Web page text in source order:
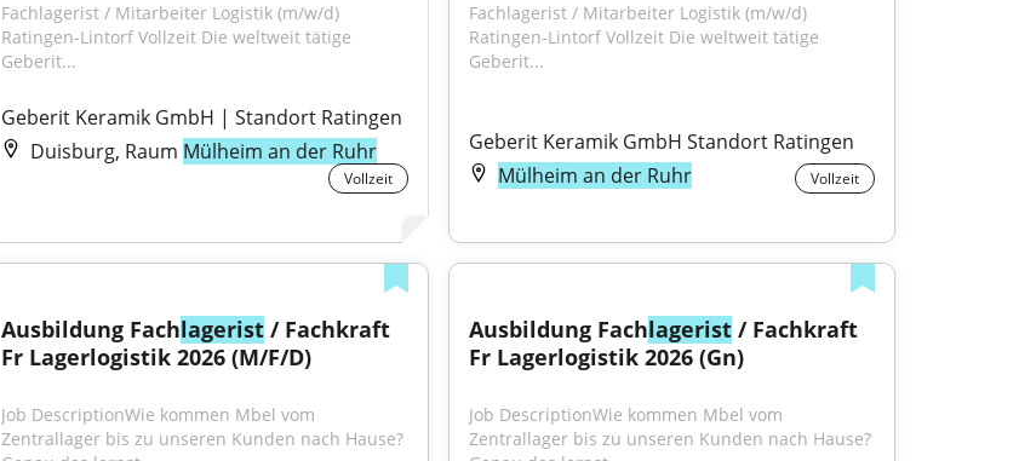
Fachlagerist / Mitarbeiter Logistik (m/w/d)
Ratingen-Lintorf Vollzeit Die weltweit tätige
Geberit...
Geberit Keramik GmbH | Standort Ratingen
Duisburg, Raum Mülheim an der Ruhr
Vollzeit
Fachlagerist / Mitarbeiter Logistik (m/w/d)
Ratingen-Lintorf Vollzeit Die weltweit tätige
Geberit...
Geberit Keramik GmbH Standort Ratingen
Mülheim an der Ruhr
Vollzeit
Ausbildung Fachlagerist / Fachkraft
Fr Lagerlogistik 2026 (M/F/D)
Job DescriptionWie kommen Mbel vom
Zentrallager bis zu unseren Kunden nach Hause?
Ausbildung Fachlagerist / Fachkraft
Fr Lagerlogistik 2026 (Gn)
Job DescriptionWie kommen Mbel vom
Zentrallager bis zu unseren Kunden nach Hause?